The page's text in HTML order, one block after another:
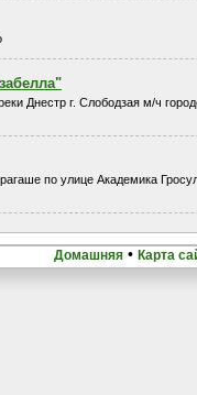
Днестр г. Слободзая м/ч
по улице Академика
Домашняя • Карта